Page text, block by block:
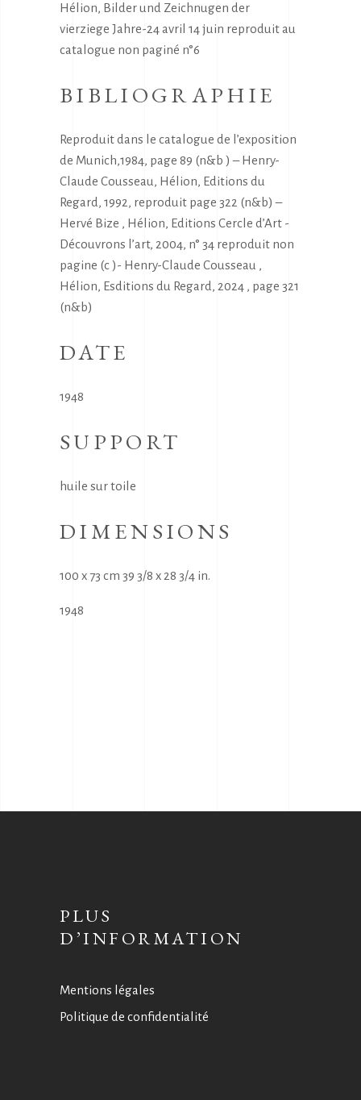
Hélion, Bilder und Zeichnugen der
vierziege Jahre-24 avril 14 juin reproduit au
catalogue non paginé n°6
BIBLIOGRAPHIE
Reproduit dans le catalogue de l’exposition
de Munich,1984, page 89 (n&b ) – Henry-
Claude Cousseau, Hélion, Editions du
Regard, 1992, reproduit page 322 (n&b) –
Hervé Bize , Hélion, Editions Cercle d’Art -
Découvrons l’art, 2004, n° 34 reproduit non
pagine (c )- Henry-Claude Cousseau ,
Hélion, Esditions du Regard, 2024 , page 321
(n&b)
DATE
1948
SUPPORT
huile sur toile
DIMENSIONS
100 x 73 cm 39 3/8 x 28 3/4 in.
1948
PLUS
D’INFORMATION
Mentions légales
Politique de confidentialité